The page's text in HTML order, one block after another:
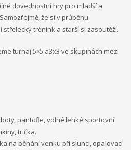
dovednostní hry pro mladší a
že si v průběhu
trénink a starší si zasoutěží.
turnaj 5×5 a3x3 ve skupinách mezi
pantofle, volné lehké sportovní
trička.
na běhání venku při slunci, opalovací